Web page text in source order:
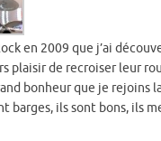
en 2009 que j’ai
plaisir de recroiser leur
bonheur que je rejoins
barges, ils sont bons, ils